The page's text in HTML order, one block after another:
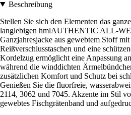
Beschreibung
Stellen Sie sich den Elementen das
langlebigen hmlAUTHENTIC ALL-
Ganzjahresjacke aus gewebtem Stoff
Reißverschlusstaschen und eine
Kordelzug ermöglicht eine Anpassung
während die winddichten
zusätzlichen Komfort und Schutz bei
Genießen Sie die fluorfreie,
2114, 3062 und 7045. Akzente im Stil
gewebtes Fischgrätenband und